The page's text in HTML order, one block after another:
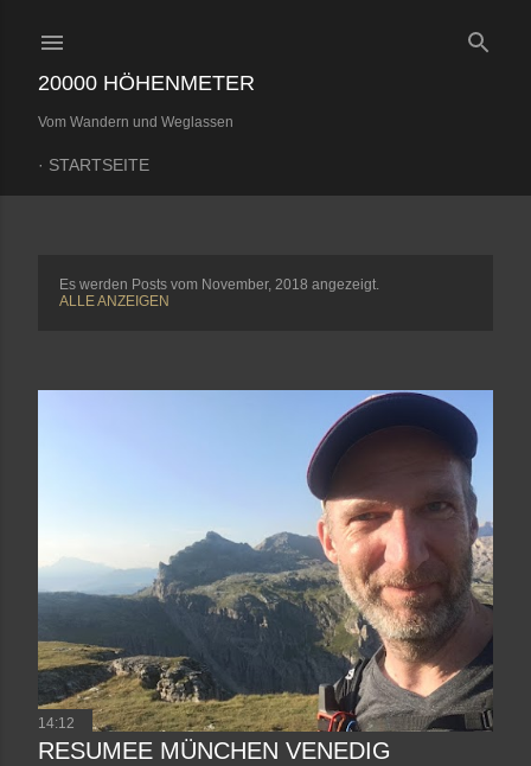
20000 HÖHENMETER
Vom Wandern und Weglassen
STARTSEITE
P
s
Es werden Posts vom November, 2018 angezeigt.
ALLE ANZEIGEN
14:12
RESUMEE MÜNCHEN VENEDIG